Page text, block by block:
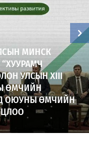
МИНСК
УЛСЫН XIII
ӨМЧИЙН
ОЮУНЫ ӨМЧИЙН